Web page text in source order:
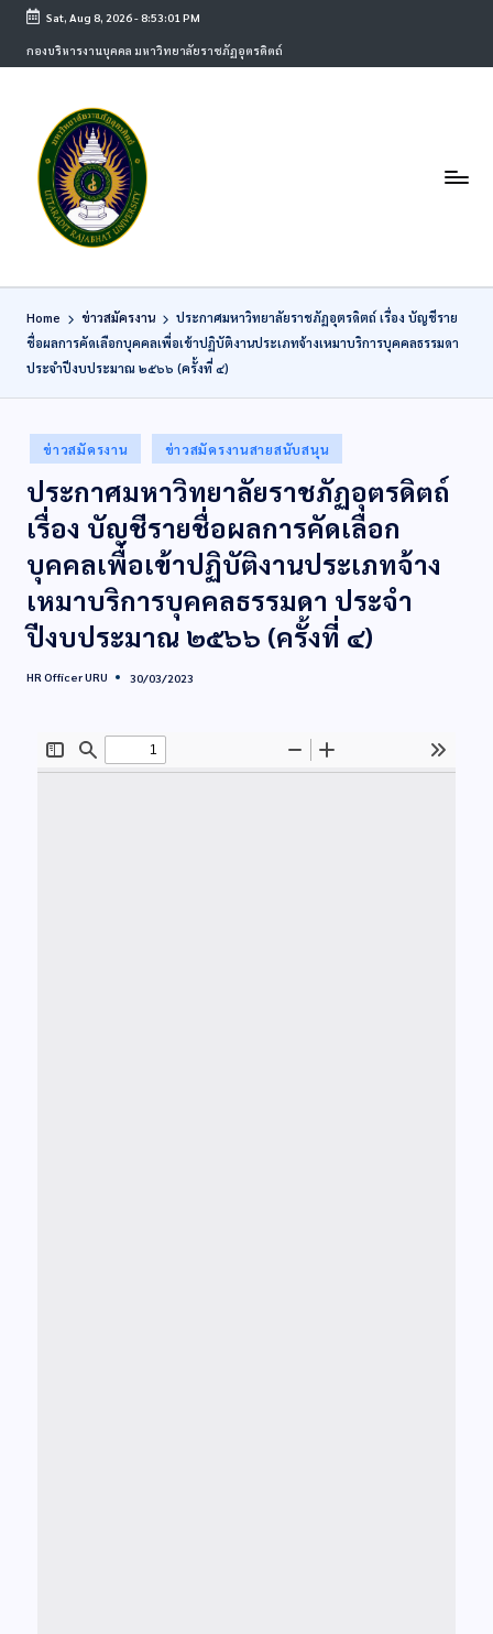
Sat, Aug 8, 2026- 8:53:01 PM
กองบริหารงานบุคคล มหาวิทยาลัยราชภัฏอุตรดิตถ์
Home ข่าวสมัครงาน
ประกาศมหาวิทยาลัยราชภัฏอุตรดิตถ์ เรื่อง บัญชีราย
ชื่อผลการคัดเลือกบุคคลเพื่อเข้าปฏิบัติงานประเภทจ้างเหมาบริการบุคคลธรรมดา
ประจำปีงบประมาณ ๒๕๖๖ (ครั้งที่ ๔)
ข่าวสมัครงาน ข่าวสมัครงานสายสนับสนุน
ประกาศมหาวิทยาลัยราชภัฏอุตรดิตถ์
เรื่อง บัญชีรายชื่อผลการคัดเลือก
บุคคลเพื่อเข้าปฏิบัติงานประเภทจ้าง
เหมาบริการบุคคลธรรมดา ประจำ
ปีงบประมาณ ๒๕๖๖ (ครั้งที่ ๔)
HR Officer URU 30/03/2023